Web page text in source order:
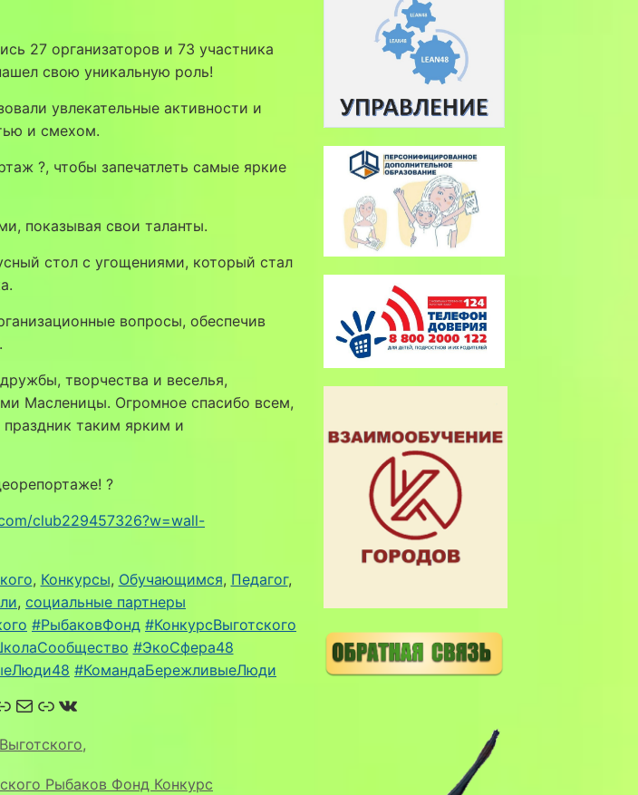
27 организаторов и 73 участника
свою уникальную роль!
увлекательные активности и
и смехом.
?, чтобы запечатлеть самые яркие
показывая свои таланты.
стол с угощениями, который стал
вопросы, обеспечив
творчества и веселья,
Масленицы. Огромное спасибо всем,
праздник таким ярким и
?
club229457326?w=wall-
, Конкурсы, Обучающимся, Педагог
, социальные партнеры
#РыбаковФонд #КонкурсВыготского
#ЭкоСфера48
#КомандаБережливыеЛюди
Почта
Ссылка
ВКонтакте
,
Рыбаков Фонд Конкурс